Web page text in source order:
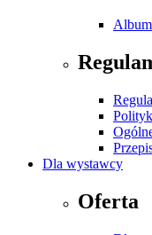
Dla wystawcy
Oferta